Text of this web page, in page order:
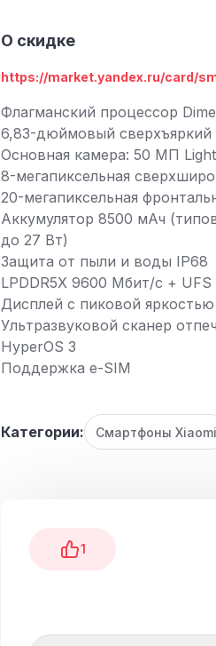
О скидке
https://market.yandex.ru/card/
Флагманский процессор
6,83-дюймовый сверхъяркий
Основная камера: 50 МП
8-мегапиксельная
20-мегапиксельная
Аккумулятор 8500 мАч
до 27 Вт)
Защита от пыли и воды IP68
LPDDR5X 9600 Мбит/с + UFS
Дисплей с пиковой
Ультразвуковой сканер
HyperOS 3
Поддержка e-SIM
Категории: Смартфоны Xiaomi
1